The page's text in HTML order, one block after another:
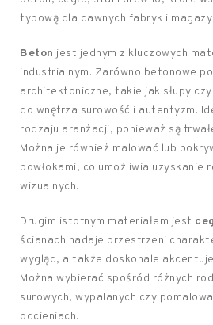
typową dla dawnych fabryk i
Beton jest jednym z kluczowych
industrialnym. Zarówno betonowe
architektoniczne, takie jak słupy
do wnętrza surowość i autentyzm.
rodzaju aranżacji, ponieważ są
Można je również malować lub
powłokami, co umożliwia uzyskanie
wizualnych.
Drugim istotnym materiałem jest
ścianach nadaje przestrzeni
wygląd, a także doskonale
Można wybierać spośród różnych
surowych, wypalanych czy
odcieniach.